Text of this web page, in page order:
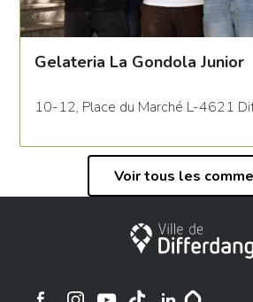
Gelateria La Gondola Junior
10-12, Place du Marché L-4621
Voir tous les
Ville de Differdange